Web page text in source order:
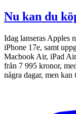
Nu kan du
Idag lanseras Apples
iPhone 17e, samt
Macbook Air, iPad
från 7 995 kronor,
några dagar, men